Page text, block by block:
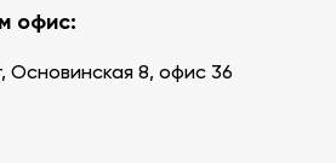
офис:
Основинская 8, офис 36